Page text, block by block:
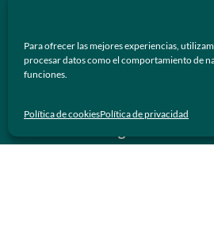
Para ofrecer las mejores experiencias,
procesar datos como el comportamiento de
funciones.
Política de cookiesPolítica de privacidad
ópticos y lentes de